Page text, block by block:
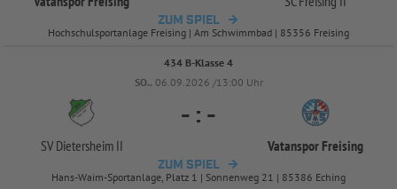
ZUM SPIEL
Hochschulsportanlage Freising | Am Schwimmbad | 85356 Freising
434 B-Klasse 4
SO.. 06.09.2026 /13:00 Uhr
SV Dietersheim II
- : -
Vatanspor Freising
ZUM SPIEL
Hans-Waim-Sportanlage, Platz 1 | Sonnenweg 21 | 85386 Eching